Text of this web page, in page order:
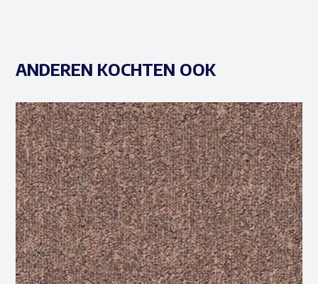
ANDEREN KOCHTEN OOK